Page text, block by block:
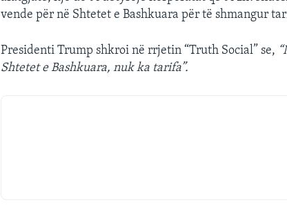
vende për në Shtetet e Bashkuara për të shmangur
Presidenti Trump shkroi në rrjetin “Truth Social” se,
Shtetet e Bashkuara, nuk ka tarifa”.